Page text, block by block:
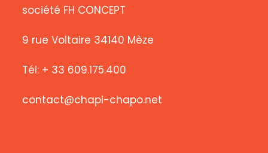
société FH CONCEPT
9 rue Voltaire 34140 Mèze
Tél: + 33 609.175.400
contact@chapi-chapo.net